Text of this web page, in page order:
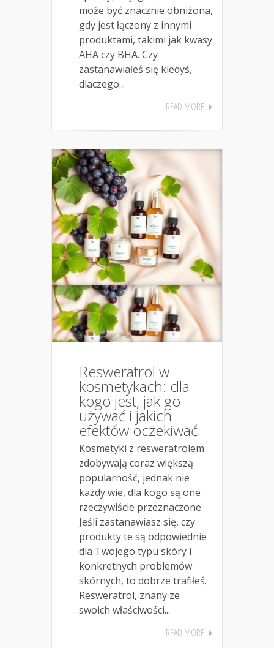
może być znacznie obniżona,
gdy jest łączony z innymi
produktami, takimi jak kwasy
AHA czy BHA. Czy
zastanawiałeś się kiedyś,
dlaczego...
READ MORE
Resweratrol w
kosmetykach: dla
kogo jest, jak go
używać i jakich
efektów oczekiwać
Kosmetyki z resweratrolem
zdobywają coraz większą
popularność, jednak nie
każdy wie, dla kogo są one
rzeczywiście przeznaczone.
Jeśli zastanawiasz się, czy
produkty te są odpowiednie
dla Twojego typu skóry i
konkretnych problemów
skórnych, to dobrze trafiłeś.
Resweratrol, znany ze
swoich właściwości...
READ MORE